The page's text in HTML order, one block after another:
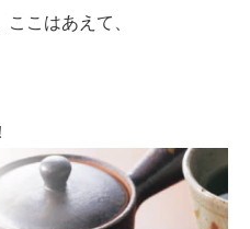
こはあえて、